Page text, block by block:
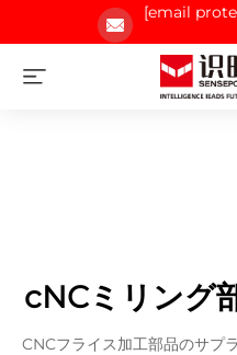
[email
cNCミリング
CNCフライス加工部品のサプ